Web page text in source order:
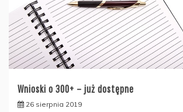
Wnioski o 300+ – już dostępne
26 sierpnia 2019